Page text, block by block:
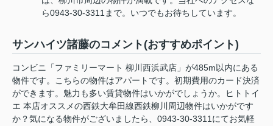
ら0943-30-3311まで。いつでもお待ちしています。
サンハイツ諸藤のコメント(おすすめポイント)
コンビニ「ファミリーマート 柳川西浜武店」が485m以内にある
物件です。こちらの物件はアパートです。初期費用のカード決済
ができます。魅力も多い賃貸物件はいかがでしょうか。ヒトトイ
エ 本店オススメの西鉄大牟田線西鉄柳川周辺物件はいかがです
か？気になる物件がございましたら、0943-30-3311にてお気軽